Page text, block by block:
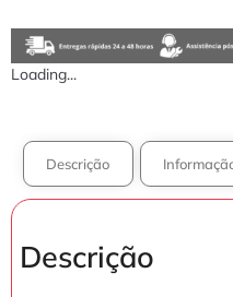
Loading...
Descrição
Descrição